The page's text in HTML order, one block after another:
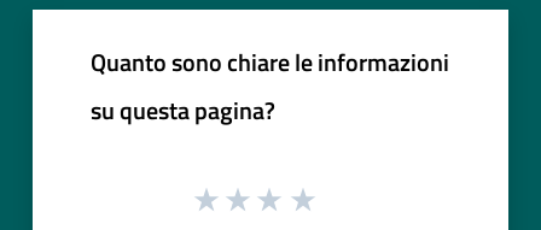
Quanto sono chiare le informazioni
su questa pagina?